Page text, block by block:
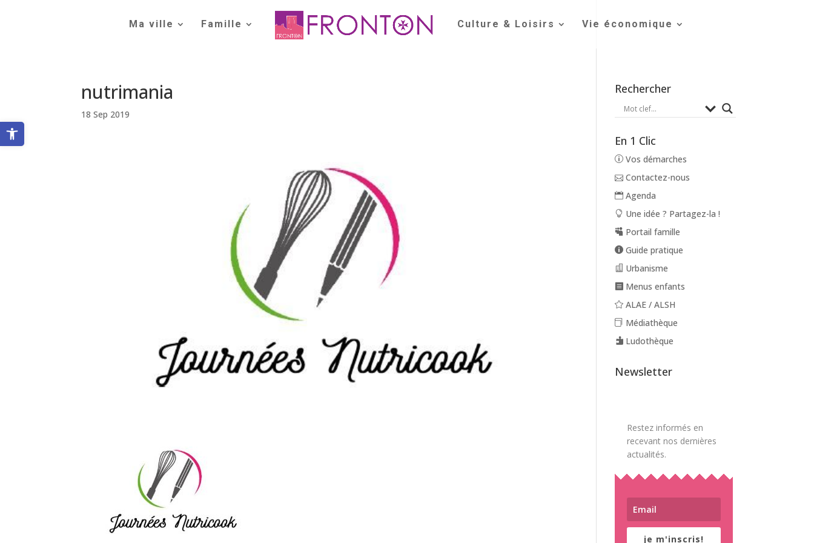
Ouvrir la barre d’outils
Ma ville Famille Culture & Loisirs Vie économique
nutrimania
18 Sep 2019
Rechercher
En 1 Clic
Vos démarches
Contactez-nous
Agenda
Une idée ? Partagez-la !
Portail famille
Guide pratique
Urbanisme
Menus enfants
ALAE / ALSH
Médiathèque
Ludothèque
Newsletter
Restez informés en
recevant nos dernières
actualités.
je m'inscris!